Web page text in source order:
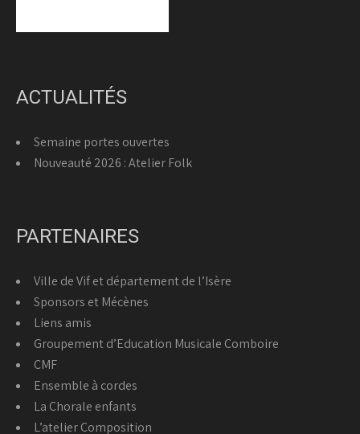
ACTUALITÉS
Semaine portes ouvertes
Nouveauté 2026 : Atelier Folk
PARTENAIRES
Ville de Vif et département de l’Isère
Sponsors et Mécènes
Liens amis
Groupement d’Education Musicale Comboire
CMF
Ensemble à cordes
La Chorale enfants
L’atelier Composition